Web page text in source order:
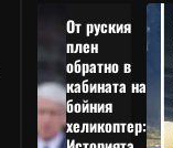
От руския
плен
обратно в
кабината на
бойния
хеликоптер: